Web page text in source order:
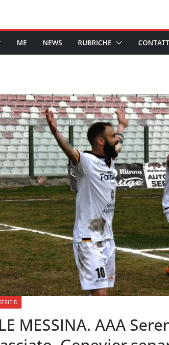
ME NEWS RUBRICHE
D
MESSINA. AAA